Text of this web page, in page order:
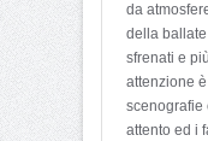
da
della
sfrenati e
attenzione
scenografie
attento ed i